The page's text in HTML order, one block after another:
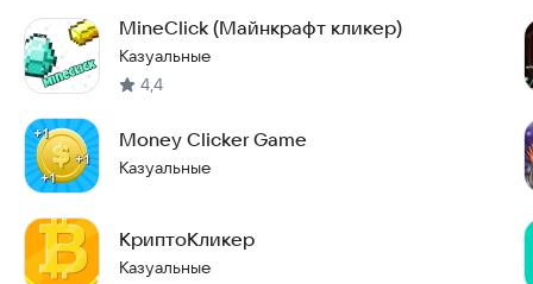
MineClick (Майнкрафт кликер)
Казуальные
4,4
Money Clicker Game
Казуальные
КриптоКликер
Казуальные